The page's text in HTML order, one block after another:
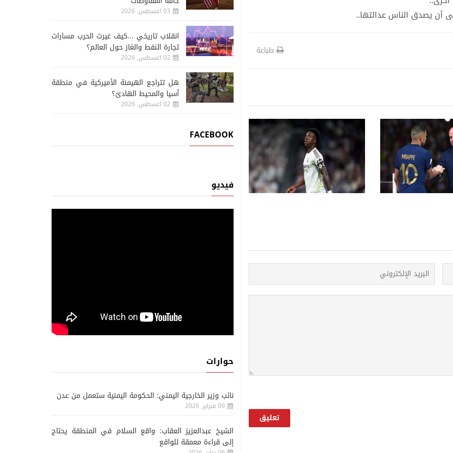
أن يصدق الناس عدالتها..
طباعة
رياضة
تستضيف قرعة الدور
لأبطال أفريقيا
05 اغسطس, 2026
الدوري الإنكليزي يغيّر قواعد
الإنفاق.. من الخسائر إلى
الإيرادات
حسام حسن
03 اغسطس, 2026
انقلاب تاريخي ...كيف غيرت الحرب مسارات
تجارة النفط والغاز حول العالم؟
02 اغسطس, 2026
هل تتراجع الهيمنة الأميركية في منطقة
آسيا والمحيط الهادئ؟
02 اغسطس, 2026
FACEBOOK
فيديو
حوارات
نائب وزير الخارجية اليمني: الحكومة اليمنية ستعمل من عدن
09 فبراير, 2026
الشيخ عبدالعزيز العقاب: واقع السلام في المنطقة يحتاج
إلى قراءة معمقة للواقع